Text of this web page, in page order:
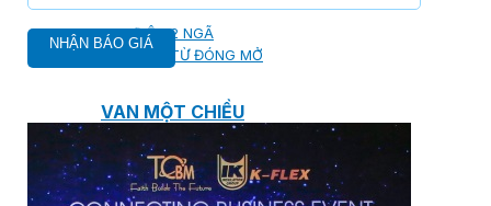
VAN ĐIỆN 2 NGÃ
VAN ĐIỆN TỪ ĐÓNG MỞ
VAN MỘT CHIỀU
VAN ĐIỀU KHIỂN TỰ ĐỘNG